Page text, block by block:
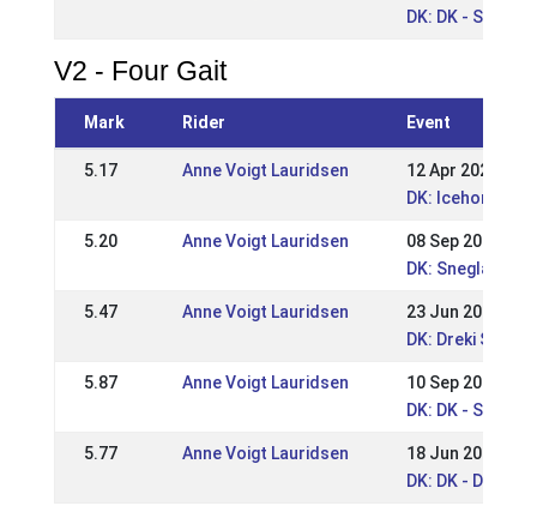
DK: DK - Snegla
V2 - Four Gait
Mark Rider Event
5.17 Anne Voigt Lauridsen
12 Apr 2026
DK: Icehorse
5.20 Anne Voigt Lauridsen
08 Sep 2024
DK: Snegla Open
5.47 Anne Voigt Lauridsen
23 Jun 2024
DK: Dreki
5.87 Anne Voigt Lauridsen
10 Sep 2023
DK: DK - Snegla
5.77 Anne Voigt Lauridsen
18 Jun 2023
DK: DK - Dreki